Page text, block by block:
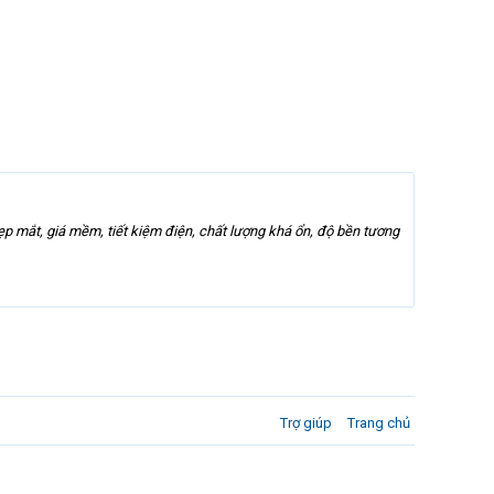
mắt, giá mềm, tiết kiệm điện, chất lượng khá ổn, độ bền tương
Trợ giúp Trang chủ